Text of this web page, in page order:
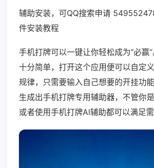
辅助安装，可QQ搜索申请
件安装教程
手机打牌可以一键让你轻松成为“必赢
十分简单，打开这个应用便可以自定
规律，只需要输入自己想要的开挂功
生成出手机打牌专用辅助器，不管你
或者使用手机打牌AI辅助都可以满足需